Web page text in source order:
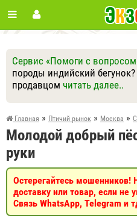
Сервис «Помоги с
породы индийский
продавцом читать далее..
Ответить Другие
Главная » Птичий рынок » Москва »
Молодой добрый
руки
Остерегайтесь мошенников!
доставку или товар, если не
Связь WhatsApp, Telegram и